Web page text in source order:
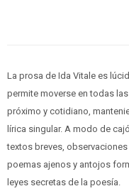
La prosa de Ida Vitale es
permite moverse en todas
próximo y cotidiano,
lírica singular. A modo de
textos breves,
poemas ajenos y antojos
leyes secretas de la poesía.